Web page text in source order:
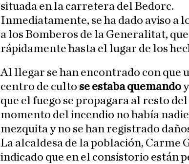
situada en la carretera del Bedorc.
Inmediatamente, se ha dado aviso a
a los Bomberos de la Generalitat,
rápidamente hasta el lugar de los
Al llegar se han encontrado con que
centro de culto se estaba quemando
que el fuego se propagara al resto
momento del incendio no había
mezquita y no se han registrado
La alcaldesa de la población, Carme
indicado que en el consistorio están